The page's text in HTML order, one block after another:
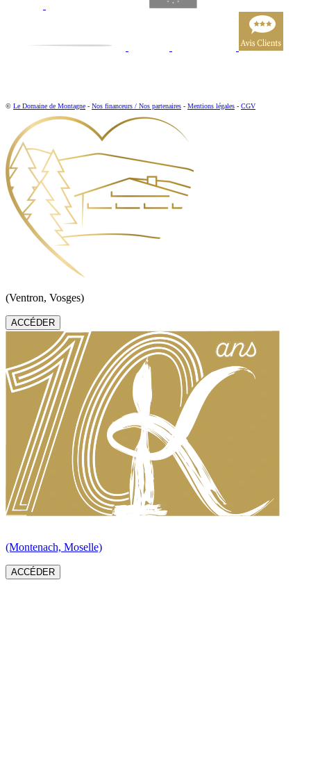
© Le Domaine de Montagne - Nos financeurs / Nos partenaires - Mentions légales - CGV
(Ventron, Vosges)
ACCÉDER
(Montenach, Moselle)
ACCÉDER